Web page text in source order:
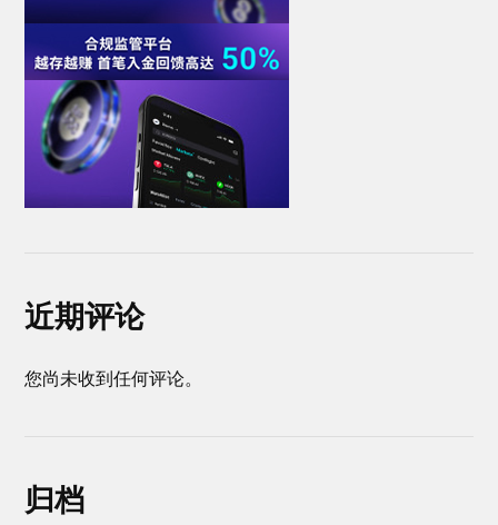
近期评论
您尚未收到任何评论。
归档